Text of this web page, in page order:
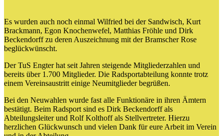
Es wurden auch noch einmal Wilfried bei der Sandwisch, Kurt
Brackmann, Egon Knochenwefel, Matthias Fröhle und Dirk
Beckendorff zu deren Auszeichnung mit der Bramscher Rose
beglückwünscht.
Der TuS Engter hat seit Jahren steigende Mitgliederzahlen und
bereits über 1.700 Mitglieder. Die Radsportabteilung konnte trotz
einem Vereinsaustritt einige Neumitglieder begrüßen.
Bei den Neuwahlen wurde fast alle Funktionäre in ihren Ämtern
bestätigt. Beim Radsport sind es Dirk Beckendorff als
Abteilungsleiter und Rolf Kolthoff als Stellvertreter. Hierzu
herzlichen Glückwunsch und vielen Dank für eure Arbeit im Verein